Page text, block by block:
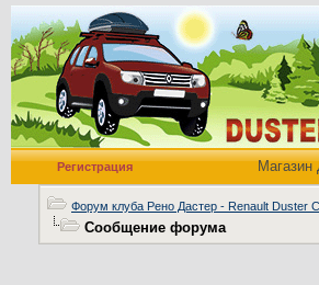
Регистрация Магазин
Форум клуба Рено Дастер - Renault Duster
Сообщение форума